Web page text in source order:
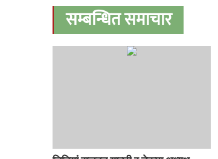
सम्बन्धित समाचार